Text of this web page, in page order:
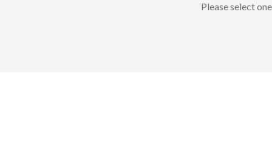
Please select